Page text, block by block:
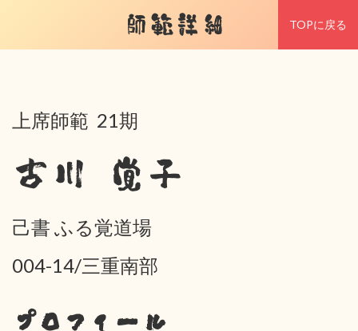
師範詳細 TOPに戻る
上席師範 21期
古川 覚子
己書 ふる覚道場
004-14/三重南部
プロフィール